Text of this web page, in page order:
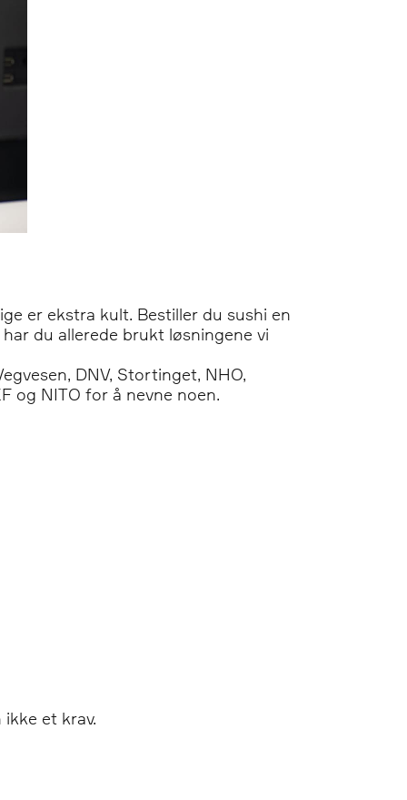
er ekstra kult. Bestiller du sushi en
du allerede brukt løsningene vi
DNV, Stortinget, NHO,
og NITO for å nevne noen.
et krav.